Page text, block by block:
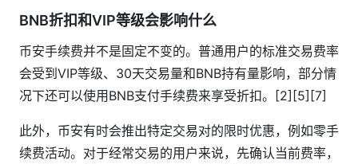
BNB折扣和VIP等级会影响什么
币安手续费并不是固定不变的。普通用户的标准交易费率
会受到VIP等级、30天交易量和BNB持有量影响，部分情
况下还可以使用BNB支付手续费来享受折扣。[2][5][7]
此外，币安有时会推出特定交易对的限时优惠，例如零手
续费活动。对于经常交易的用户来说，先确认当前费率，